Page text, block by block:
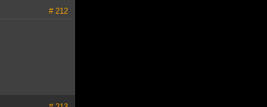
# 212